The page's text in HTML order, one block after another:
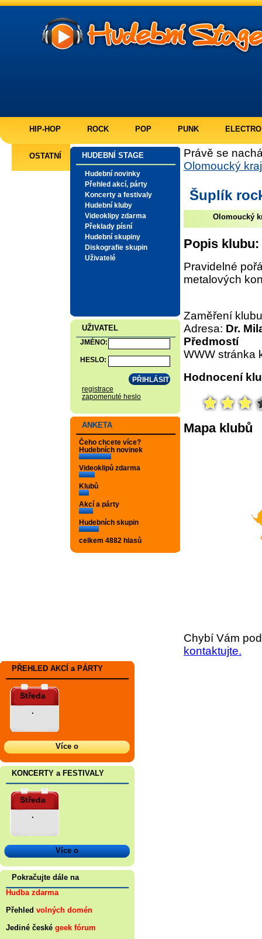
HIP-HOP ROCK POP PUNK ELECTRO
OSTATNÍ HUDEBNÍ STAGE
Hudební novinky
Přehled akcí, párty
Koncerty a festivaly
Hudební kluby
Videoklipy zdarma
Překlady písní
Hudební skupiny
Diskografie skupin
Uživatelé
UŽIVATEL
JMÉNO:
HESLO:
registrace
zapomenuté heslo
ANKETA
Čeho chcete více?
Hudebních novinek
Videoklipů zdarma
Klubů
Akcí a párty
Hudebních skupin
celkem 4882 hlasů
Právě se
Olomoucký kraj
Šuplík
Olomoucký
Popis klubu:
Pravidelné
metalových
Zaměření
Adresa: Dr.
Předmostí
WWW stránka
Hodnocení
Mapa klubů
Chybí Vám
kontaktujte.
PŘEHLED AKCÍ a PÁRTY
Středa
.
Více o
KONCERTY a FESTIVALY
Středa
.
Více o
Pokračujte dále na
Hudba zdarma
Přehled volných domén
Jediné české geek fórum